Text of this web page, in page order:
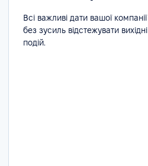
Всі важливі дати вашої
без зусиль відстежувати
подій.